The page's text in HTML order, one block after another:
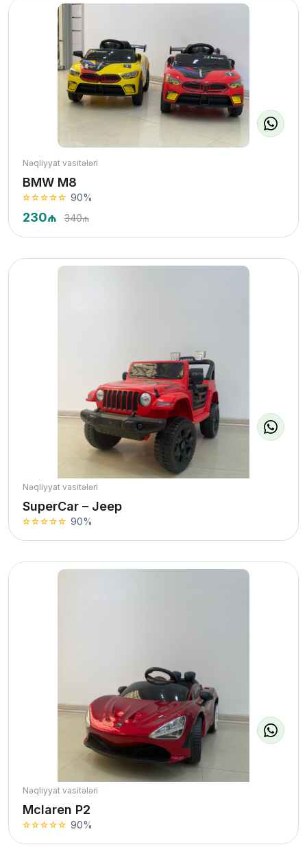
Nəqliyyat vasitələri
BMW M8
90%
230₼ 340₼
Nəqliyyat vasitələri
SuperCar – Jeep
90%
Nəqliyyat vasitələri
Mclaren P2
90%